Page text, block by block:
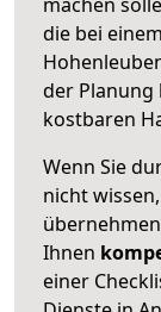
die bei
der Planung
kostbaren
Wenn Sie
nicht
Ihnen
einer